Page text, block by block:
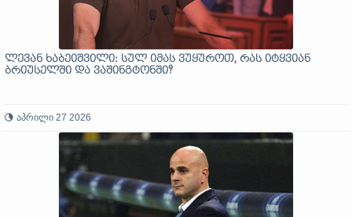
ლევან ხაბეიშვილი: სულ იმას ვუყუროთ, რას იტყვიან
ბრიუსელში და ვაშინგტონში?
აპრილი 27 2026